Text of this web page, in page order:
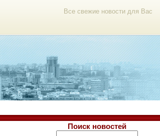
Все свежие новости для Вас
Поиск новостей